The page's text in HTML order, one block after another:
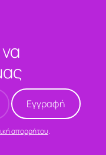
απορρήτου.